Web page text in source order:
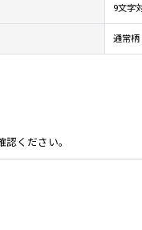
9文字
通常柄
ください。